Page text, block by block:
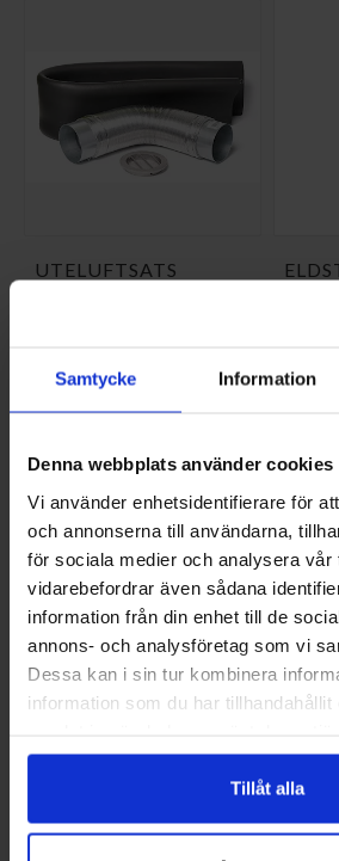
Samtycke Information
Denna webbplats använder cookies
Vi använder enhetsidentifierare för
och annonserna till användarna,
för sociala medier och analysera vår
vidarebefordrar även sådana
information från din enhet till de
annons- och analysföretag som vi
Dessa kan i sin tur kombinera
information som du har tillhandahållit
Tillåt alla
UTELUFTSATS
KÖP
Eldställ regular 2